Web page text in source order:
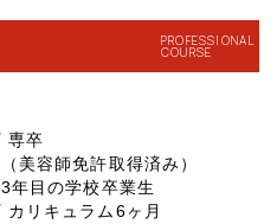
専卒
（美容師免許取得済み）
3年目の学校卒業生
カリキュラム6ヶ月